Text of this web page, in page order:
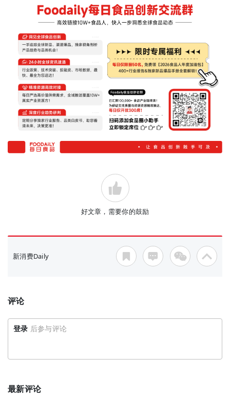
好文章，需要你的鼓励
新消费Daily
评论
登录 后参与评论
最新评论